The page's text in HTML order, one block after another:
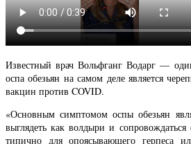
Известный врач Вольфганг Водарг —
оспа обезьян на самом деле является
вакцин против COVID.
«Основным симптомом оспы обезьян
выглядеть как волдыри и
типично для опоясывающего герпеса